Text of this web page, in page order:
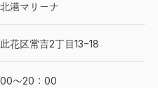
港マリーナ
花区常吉2丁目13−18
00～20：00